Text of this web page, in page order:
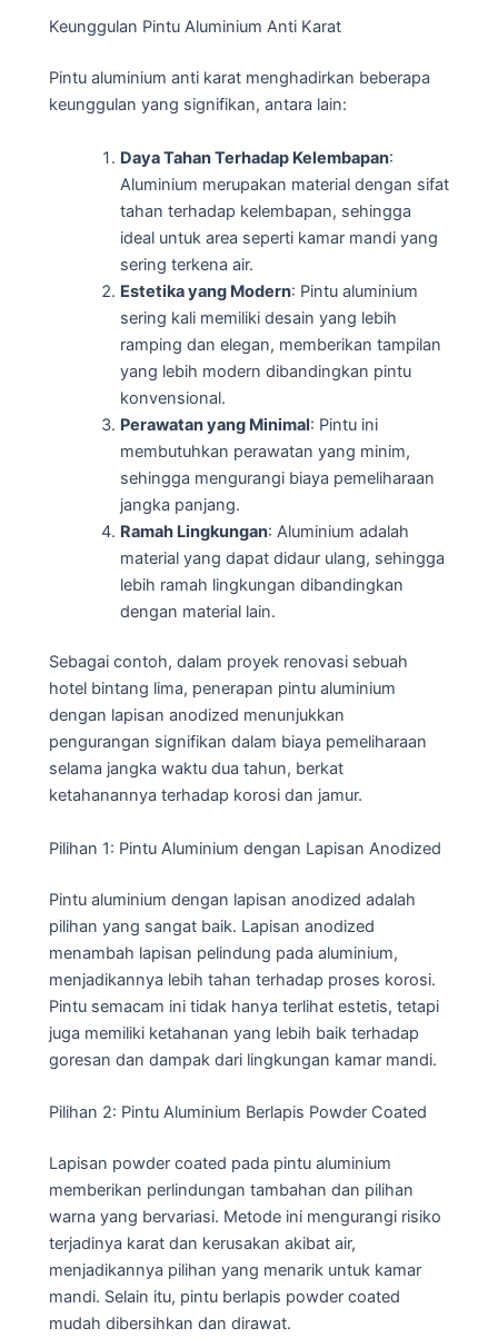
Keunggulan Pintu Aluminium Anti Karat
Pintu aluminium anti karat menghadirkan beberapa
keunggulan yang signifikan, antara lain:
Daya Tahan Terhadap Kelembapan:
Aluminium merupakan material dengan sifat
tahan terhadap kelembapan, sehingga
ideal untuk area seperti kamar mandi yang
sering terkena air.
Estetika yang Modern: Pintu aluminium
sering kali memiliki desain yang lebih
ramping dan elegan, memberikan tampilan
yang lebih modern dibandingkan pintu
konvensional.
Perawatan yang Minimal: Pintu ini
membutuhkan perawatan yang minim,
sehingga mengurangi biaya pemeliharaan
jangka panjang.
Ramah Lingkungan: Aluminium adalah
material yang dapat didaur ulang, sehingga
lebih ramah lingkungan dibandingkan
dengan material lain.
Sebagai contoh, dalam proyek renovasi sebuah
hotel bintang lima, penerapan pintu aluminium
dengan lapisan anodized menunjukkan
pengurangan signifikan dalam biaya pemeliharaan
selama jangka waktu dua tahun, berkat
ketahanannya terhadap korosi dan jamur.
Pilihan 1: Pintu Aluminium dengan Lapisan Anodized
Pintu aluminium dengan lapisan anodized adalah
pilihan yang sangat baik. Lapisan anodized
menambah lapisan pelindung pada aluminium,
menjadikannya lebih tahan terhadap proses korosi.
Pintu semacam ini tidak hanya terlihat estetis, tetapi
juga memiliki ketahanan yang lebih baik terhadap
goresan dan dampak dari lingkungan kamar mandi.
Pilihan 2: Pintu Aluminium Berlapis Powder Coated
Lapisan powder coated pada pintu aluminium
memberikan perlindungan tambahan dan pilihan
warna yang bervariasi. Metode ini mengurangi risiko
terjadinya karat dan kerusakan akibat air,
menjadikannya pilihan yang menarik untuk kamar
mandi. Selain itu, pintu berlapis powder coated
mudah dibersihkan dan dirawat.